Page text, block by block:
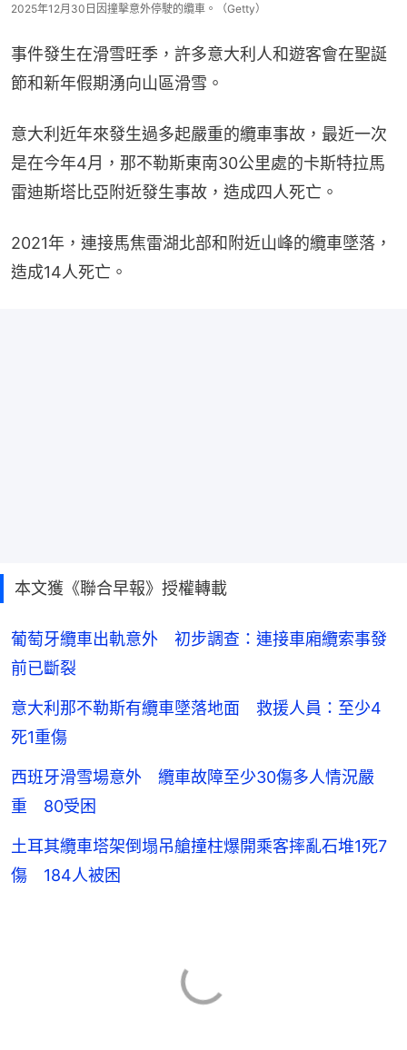
2025年12月30日因撞擊意外停駛的纜車。（Getty）
事件發生在滑雪旺季，許多意大利人和遊客會在聖誕
節和新年假期湧向山區滑雪。
意大利近年來發生過多起嚴重的纜車事故，最近一次
是在今年4月，那不勒斯東南30公里處的卡斯特拉馬
雷迪斯塔比亞附近發生事故，造成四人死亡。
2021年，連接馬焦雷湖北部和附近山峰的纜車墜落，
造成14人死亡。
本文獲《聯合早報》授權轉載
葡萄牙纜車出軌意外 初步調查：連接車廂纜索事發
前已斷裂
意大利那不勒斯有纜車墜落地面 救援人員：至少4
死1重傷
西班牙滑雪場意外 纜車故障至少30傷多人情況嚴
重 80受困
土耳其纜車塔架倒塌吊艙撞柱爆開乘客摔亂石堆1死7
傷 184人被困